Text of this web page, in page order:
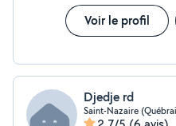
Voir le profil
Djedje rd
Saint-Nazaire